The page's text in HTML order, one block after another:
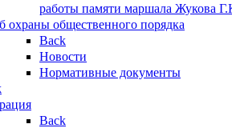
работы памяти маршала Жукова
охраны общественного порядка
Back
Новости
Нормативные документы
Back